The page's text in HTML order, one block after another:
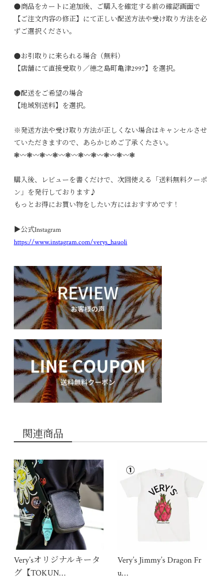
●商品をカートに追加後、ご購入を確定する前の確認画面で
【ご注文内容の修正】にて正しい配送方法や受け取り方法を必
ずご選択ください。
●お引取りに来られる場合（無料）
【店舗にて直接受取り／徳之島町亀津2997】を選択。
●配送をご希望の場合
【地域別送料】を選択。
※発送方法や受け取り方法が正しくない場合はキャンセルさせ
ていただきますので、あらかじめご了承くたさい。
❃〰︎❃〰︎❃〰︎❃〰︎❃〰︎❃〰︎❃〰︎❃〰︎❃〰︎❃
購入後、レビューを書くだけで、次回使える「送料無料クーポ
ン」を発行しております♪
もっとお得にお買い物をしたい方にはおすすめです！
▶︎公式Instagram
https://www.instagram.com/verys_hauoli
関連商品
Very’sオリジナルキータ
グ【TOKUN…
Very’s Jimmy’s Dragon Fr
u…